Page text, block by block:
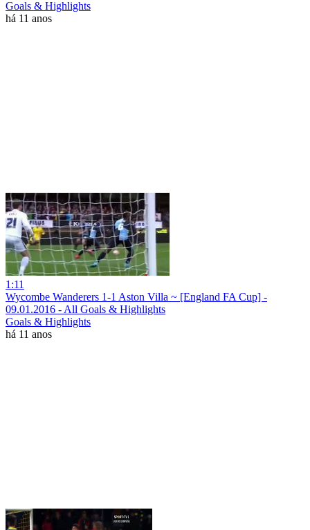
Goals & Highlights
há 11 anos
1:11
Wycombe Wanderers 1-1 Aston Villa ~ [England FA Cup] -
09.01.2016 - All Goals & Highlights
Goals & Highlights
há 11 anos